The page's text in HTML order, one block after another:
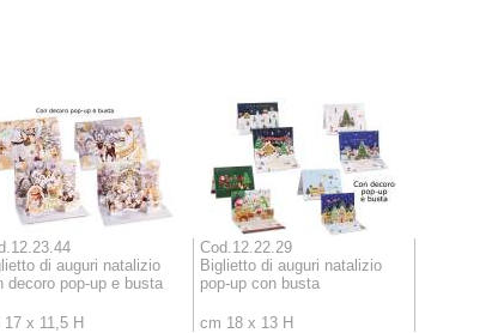
di auguri natalizio
decoro pop-up e busta
17 x 11,5 H
Cod.12.22.29
Biglietto di auguri natalizio
pop-up con busta
cm 18 x 13 H